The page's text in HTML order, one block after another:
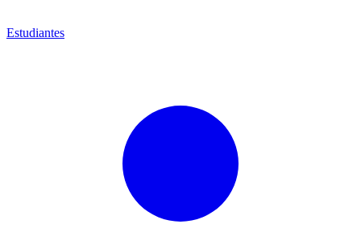
Estudiantes